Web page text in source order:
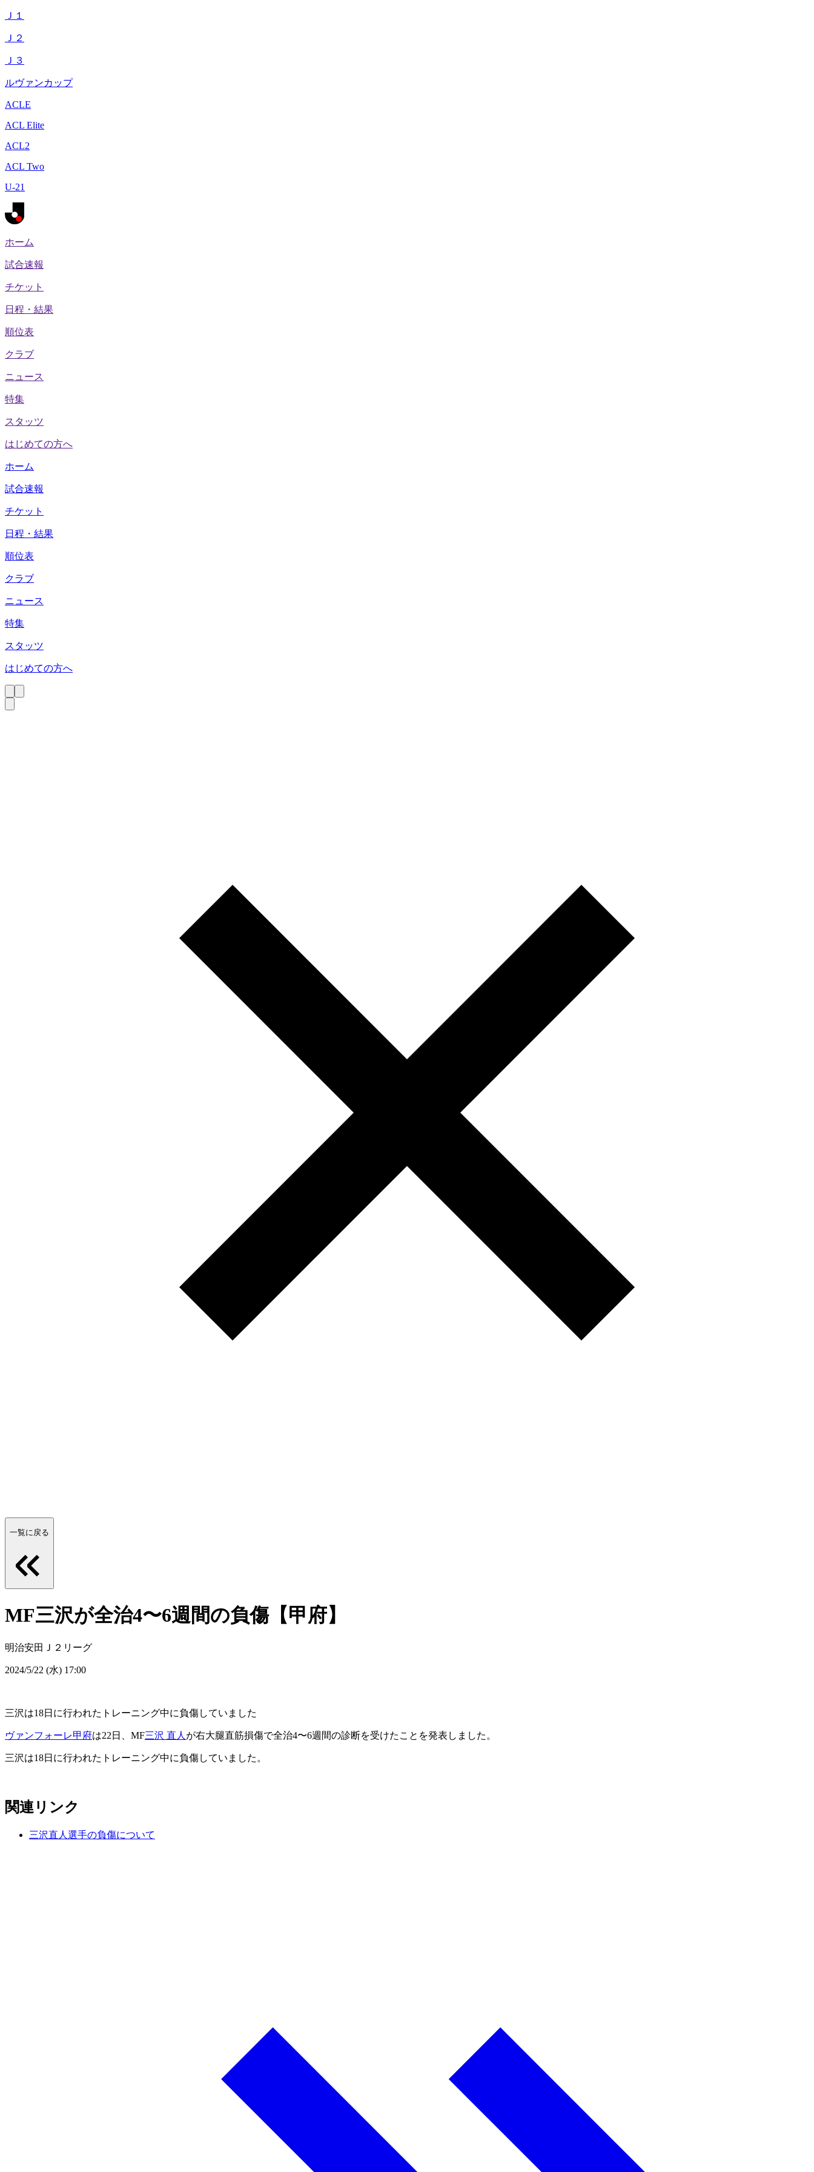
Ｊ１
Ｊ２
Ｊ３
ルヴァンカップ
ACLE
ACL Elite
ACL2
ACL Two
U-21
ホーム
試合速報
チケット
日程・結果
順位表
クラブ
ニュース
特集
スタッツ
はじめての方へ
ホーム
試合速報
チケット
日程・結果
順位表
クラブ
ニュース
特集
スタッツ
はじめての方へ
一覧に戻る
MF三沢が全治4〜6週間の負傷【甲府】
明治安田Ｊ２リーグ
2024/5/22 (水) 17:00
三沢は18日に行われたトレーニング中に負傷していました
ヴァンフォーレ甲府は22日、MF三沢 直人 が右大腿直筋損傷で全治4〜6週間の診断を受けたことを発表しました。
三沢は18日に行われたトレーニング中に負傷していました。
関連リンク
三沢直人選手の負傷について